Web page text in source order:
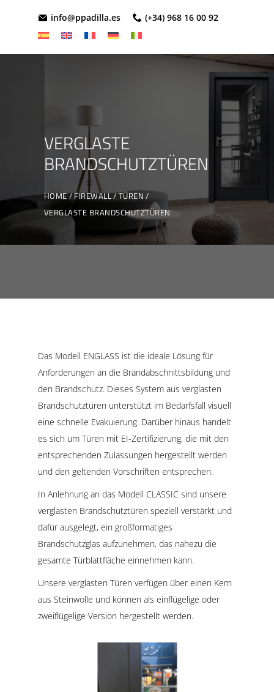
info@ppadilla.es (+34) 968 16 00 92
VERGLASTE
BRANDSCHUTZTÜREN
HOME FIREWALL TÜREN
VERGLASTE BRANDSCHUTZTÜREN
Das Modell ENGLASS ist die ideale Lösung für
Anforderungen an die Brandabschnittsbildung und
den Brandschutz. Dieses System aus verglasten
Brandschutztüren unterstützt im Bedarfsfall visuell
eine schnelle Evakuierung. Darüber hinaus handelt
es sich um Türen mit EI-Zertifizierung, die mit den
entsprechenden Zulassungen hergestellt werden
und den geltenden Vorschriften entsprechen.
In Anlehnung an das Modell CLASSIC sind unsere
verglasten Brandschutztüren speziell verstärkt und
dafür ausgelegt, ein großformatiges
Brandschutzglas aufzunehmen, das nahezu die
gesamte Türblattfläche einnehmen kann.
Unsere verglasten Türen verfügen über einen Kern
aus Steinwolle und können als einflügelige oder
zweiflügelige Version hergestellt werden.